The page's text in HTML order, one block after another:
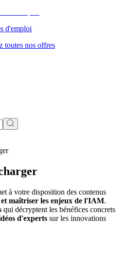
d'emploi
toutes nos offres
à votre disposition des contenus
maîtriser les enjeux de l'IAM.
qui décryptent les bénéfices concrets
d'experts sur les innovations